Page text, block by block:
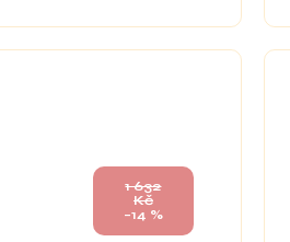
reproduktorů.
1 632
Kč
–14 %